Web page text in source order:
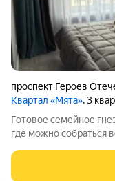
проспект Героев
Квартал «Мята», 3
Готовое семейное
где можно собраться
по утрам. В квартире
ремонт, который не